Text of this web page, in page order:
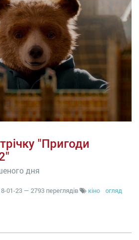
"Пригоди
дня
01-23 — 2793 переглядів кіно
огляд